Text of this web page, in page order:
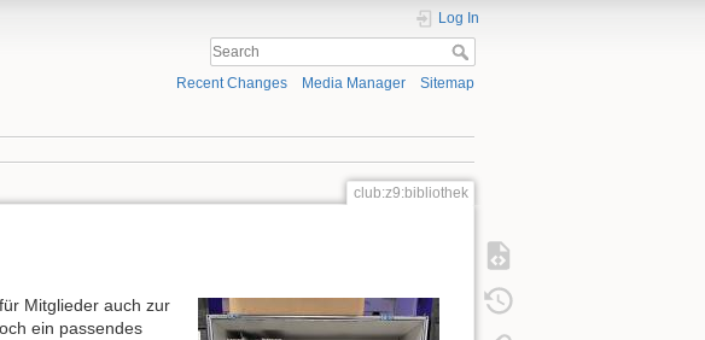
Log In
Recent Changes Media Manager Sitemap
club:z9:bibliothek
Mitglieder auch zur
ein passendes